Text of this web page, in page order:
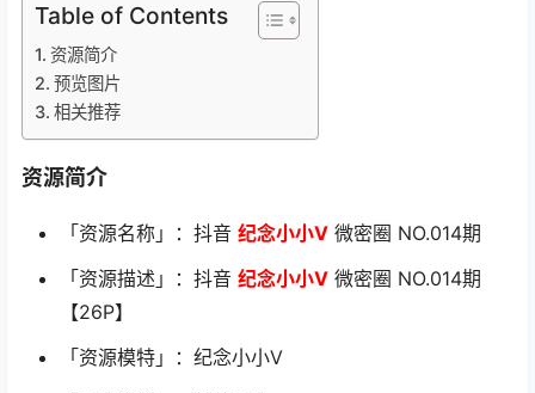
Table of Contents
资源简介
预览图片
相关推荐
资源简介
「资源名称」：抖音 纪念小小V 微密圈 NO.014期
「资源描述」：抖音 纪念小小V 微密圈 NO.014期
【26P】
「资源模特」：纪念小小V